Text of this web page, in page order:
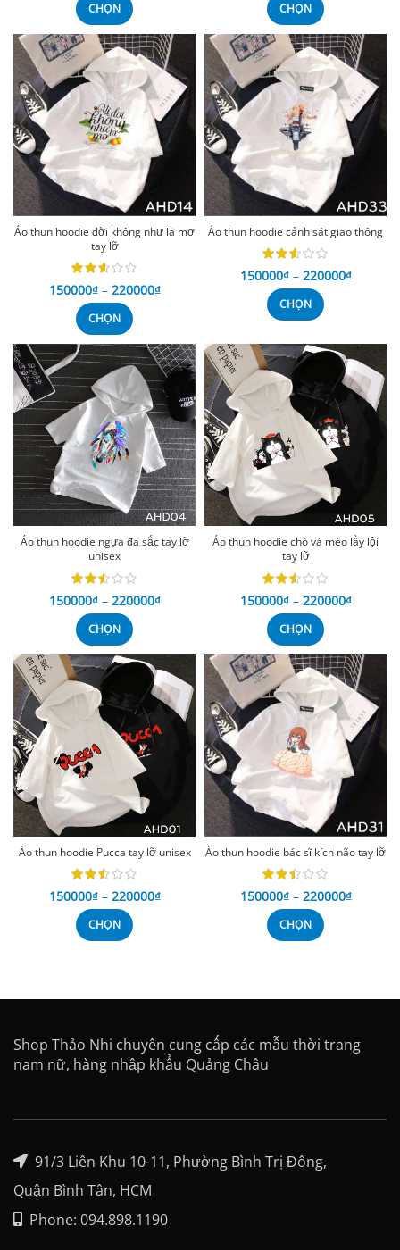
CHỌN CHỌN
Áo thun hoodie đời không như là mơ
tay lỡ
150000₫ – 220000₫
CHỌN
Áo thun hoodie cảnh sát giao thông
150000₫ – 220000₫
CHỌN
Áo thun hoodie ngựa đa sắc tay lỡ
unisex
150000₫ – 220000₫
CHỌN
Áo thun hoodie chó và mèo lầy lội
tay lỡ
150000₫ – 220000₫
CHỌN
Áo thun hoodie Pucca tay lỡ unisex
150000₫ – 220000₫
CHỌN
Áo thun hoodie bác sĩ kích não tay lỡ
150000₫ – 220000₫
CHỌN
Shop Thảo Nhi chuyên cung cấp các mẫu thời trang
nam nữ, hàng nhập khẩu Quảng Châu
91/3 Liên Khu 10-11, Phường Bình Trị Đông,
Quận Bình Tân, HCM
Phone: 094.898.1190